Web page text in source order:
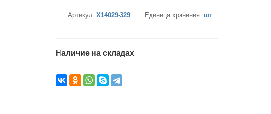
Артикул: X14029-329 Единица хранения: шт
Наличие на складах